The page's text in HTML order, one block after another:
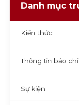
Danh mục
Kiến thức
Thông tin báo chí
Sự kiện